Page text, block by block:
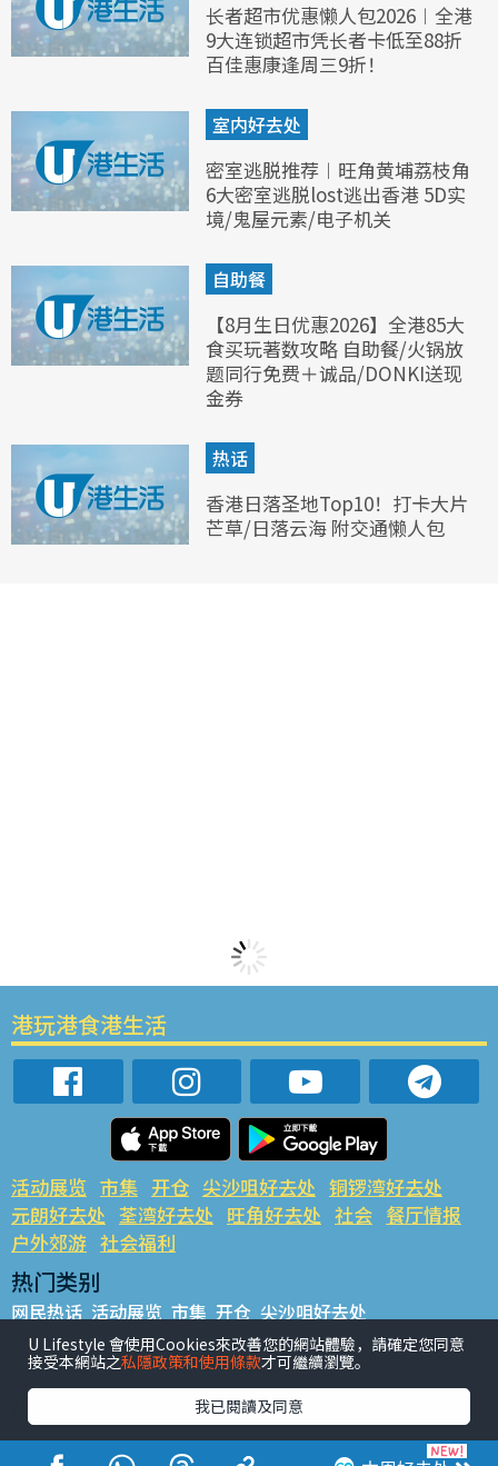
长者超市优惠懒人包2026︱全港
9大连锁超市凭长者卡低至88折
百佳惠康逢周三9折！
室内好去处
密室逃脱推荐︱旺角黄埔荔枝角
6大密室逃脱lost逃出香港 5D实
境/鬼屋元素/电子机关
自助餐
【8月生日优惠2026】全港85大
食买玩著数攻略 自助餐/火锅放
题同行免费＋诚品/DONKI送现
金券
热话
香港日落圣地Top10！打卡大片
芒草/日落云海 附交通懒人包
港玩港食港生活
活动展览 市集 开仓 尖沙咀好去处 铜锣湾好去处
元朗好去处 荃湾好去处 旺角好去处 社会 餐厅情报
户外郊游 社会福利
热门类别
网民热话 活动展览 市集 开仓 尖沙咀好去处
铜锣湾好去处 元朗好去处 荃湾好去处 旺角好去处 社会
餐厅情报 户外郊游
热门标签
#UGO揾好去处 #人气活动推介 #美食社群热话
U Lifestyle 會使用Cookies來改善您的網站體驗，請確定您同意
接受本網站之私隱政策和使用條款才可繼續瀏覽。
我已閱讀及同意